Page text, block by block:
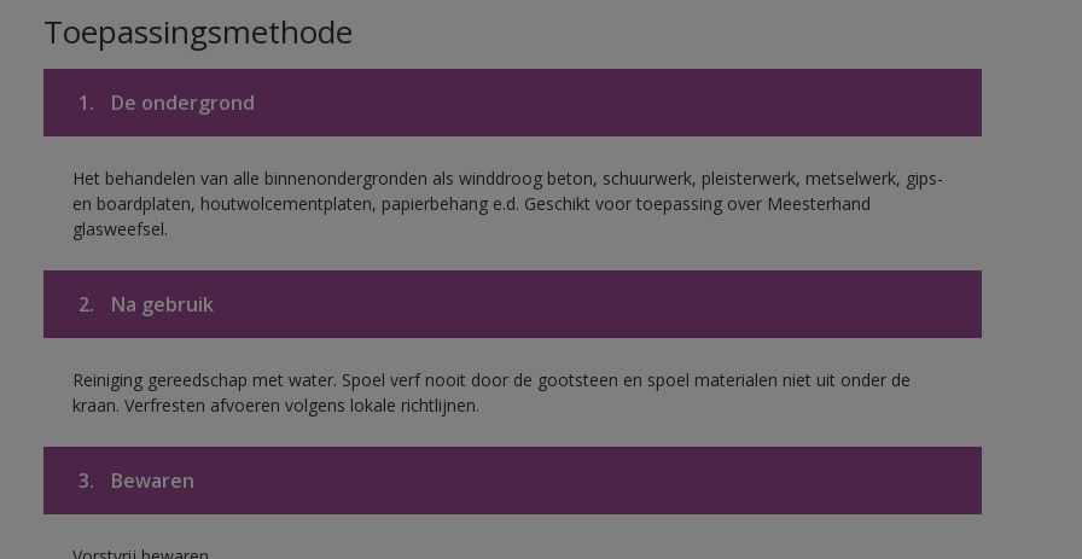
Toepassingsmethode
1. De ondergrond
Het behandelen van alle binnenondergronden als winddroog beton, schuurwerk, pleisterwerk, metselwerk, gips-
en boardplaten, houtwolcementplaten, papierbehang e.d. Geschikt voor toepassing over Meesterhand
glasweefsel.
2. Na gebruik
Reiniging gereedschap met water. Spoel verf nooit door de gootsteen en spoel materialen niet uit onder de
kraan. Verfresten afvoeren volgens lokale richtlijnen.
3. Bewaren